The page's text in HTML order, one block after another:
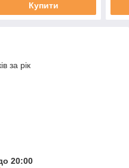
Купити
за рік
20:00